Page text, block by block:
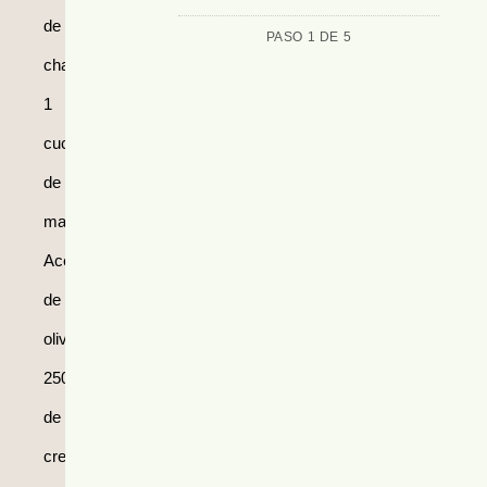
de
champiñones.
1
cucharada
de
mantequilla.
Aceite
de
oliva.
250ml
de
crema
PASO 1 DE 5